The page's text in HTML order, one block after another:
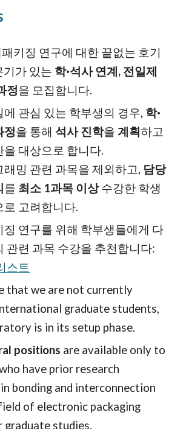
키징 연구에 대한 끝없는 호기
가 있는 학·석사 연계, 전일제
정을 모집합니다.
에 관심 있는 학부생의 경우, 학·
정을 통해 석사 진학을계획하고
을 대상으로 합니다.
래밍 관련 과목을 제외하고, 담당
를 최소 1과목 이상수강한 학생
로 고려합니다.
징 연구를 위해 학부생들에게 다
관련 과목 수강을 추천합니다:
스트
that we are not currently
graduate students,
is in its setup phase.
positions are available only to
have prior research
bonding and interconnection
of electronic packaging
graduate studies.